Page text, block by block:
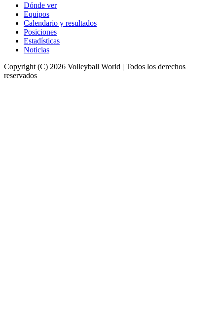
Dónde ver
Equipos
Calendario y resultados
Posiciones
Estadísticas
Noticias
Copyright (C) 2026 Volleyball World | Todos los derechos
reservados